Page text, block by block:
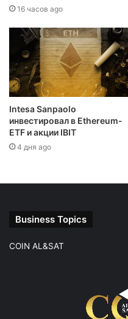
16 часов ago
Intesa Sanpaolo
инвестировал в Ethereum-
ETF и акции IBIT
4 дня ago
Business Topics
COIN AL&SAT